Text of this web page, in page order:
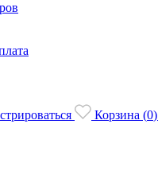
Корзина (0)